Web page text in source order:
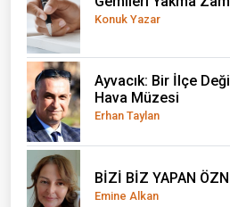
Konuk Yazar
Ayvacık: Bir İlçe
Hava Müzesi
Erhan Taylan
BİZİ BİZ YAPAN
Emine Alkan